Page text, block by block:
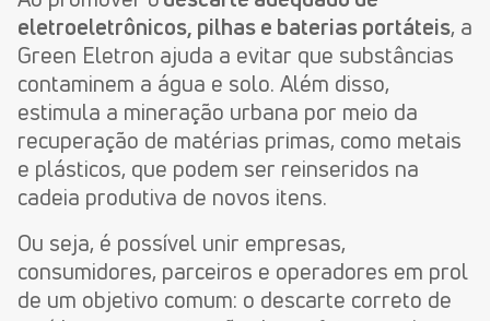
eletroeletrônicos, pilhas e baterias portáteis, a
Green Eletron ajuda a evitar que substâncias
contaminem a água e solo. Além disso,
estimula a mineração urbana por meio da
recuperação de matérias primas, como metais
e plásticos, que podem ser reinseridos na
cadeia produtiva de novos itens.
Ou seja, é possível unir empresas,
consumidores, parceiros e operadores em prol
de um objetivo comum: o descarte correto de